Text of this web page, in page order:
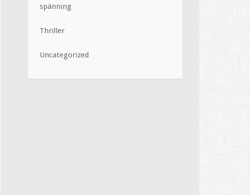
spänning
Thriller
Uncategorized